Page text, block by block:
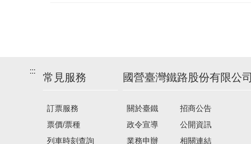
:::
常見服務
訂票服務
票價/票種
列車時刻查詢
國營臺灣鐵路股份有限公司
關於臺鐵
政令宣導
業務申辦
招商公告
公開資訊
相關連結